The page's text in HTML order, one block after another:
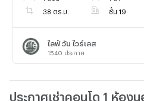
38 ตร.ม. ชั้น 19
ไลฟ์ วัน ไวร์เลส
1540 ประกาศ